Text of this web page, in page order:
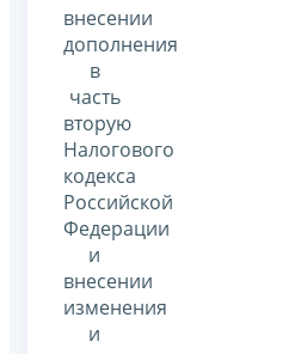
внесении
дополнения
в
часть
вторую
Налогового
кодекса
Российской
Федерации
и
внесении
изменения
и